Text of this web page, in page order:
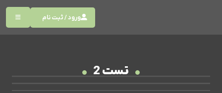
ورود / ثبت نام
تست 2